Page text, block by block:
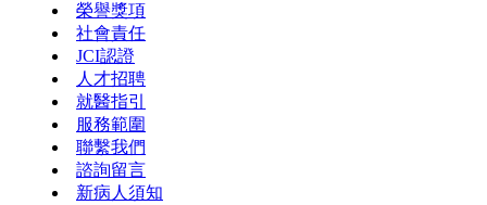
榮譽獎項
社會責任
JCI認證
人才招聘
就醫指引
服務範圍
聯繫我們
諮詢留言
新病人須知